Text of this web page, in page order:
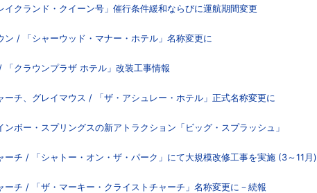
クランド・クイーン号」催行条件緩和ならびに運航期間変更
/ 「シャーウッド・マナー・ホテル」名称変更に
クラウンプラザ ホテル」改装工事情報
チ、グレイマウス / 「ザ・アシュレー・ホテル」正式名称変更に
ボー・スプリングスの新アトラクション「ビッグ・スプラッシュ」
チ / 「シャトー・オン・ザ・パーク」にて大規模改修工事を実施 (3～11月)
チ / 「ザ・マーキー・クライストチャーチ」名称変更に－続報